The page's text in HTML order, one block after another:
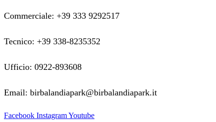
Commerciale: +39 333 9292517
Tecnico: +39 338-8235352
Ufficio: 0922-893608
Email: birbalandiapark@birbalandiapark.it
Facebook InstagramYoutube